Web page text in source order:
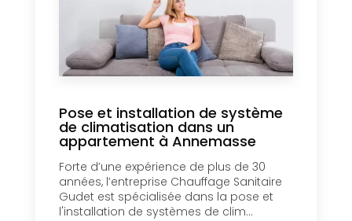
Pose et installation de système
de climatisation dans un
appartement à Annemasse
Forte d’une expérience de plus de 30
années, l’entreprise Chauffage Sanitaire
Gudet est spécialisée dans la pose et
l'installation de systèmes de clim...